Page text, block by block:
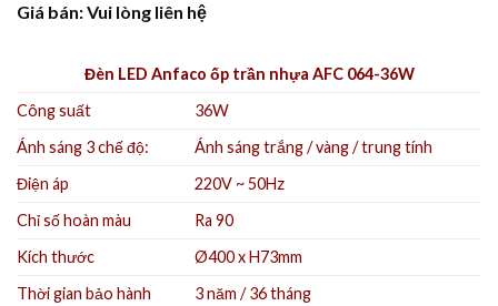
Giá bán: Vui lòng liên hệ
Đèn LED Anfaco ốp trần nhựa AFC 064-36W
Công suất
36W
Ánh sáng 3 chế độ:
Ánh sáng trắng /vàng /trung tính
Điện áp
220V ~ 50Hz
Chỉ số hoàn màu
Ra 90
Kích thước
Ø400 x H73mm
Thời gian bảo hành
3 năm / 36 tháng